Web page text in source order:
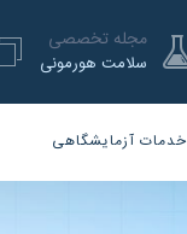
مجله تخصصی
سلامت هورمونی
خدمات آزمایشگاهی